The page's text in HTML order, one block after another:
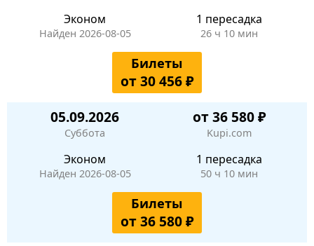
Эконом
Найден 2026-08-05
1 пересадка
26 ч 10 мин
Билеты
от 30 456 ₽
05.09.2026
Суббота
от 36 580 ₽
Kupi.com
Эконом
Найден 2026-08-05
1 пересадка
50 ч 10 мин
Билеты
от 36 580 ₽